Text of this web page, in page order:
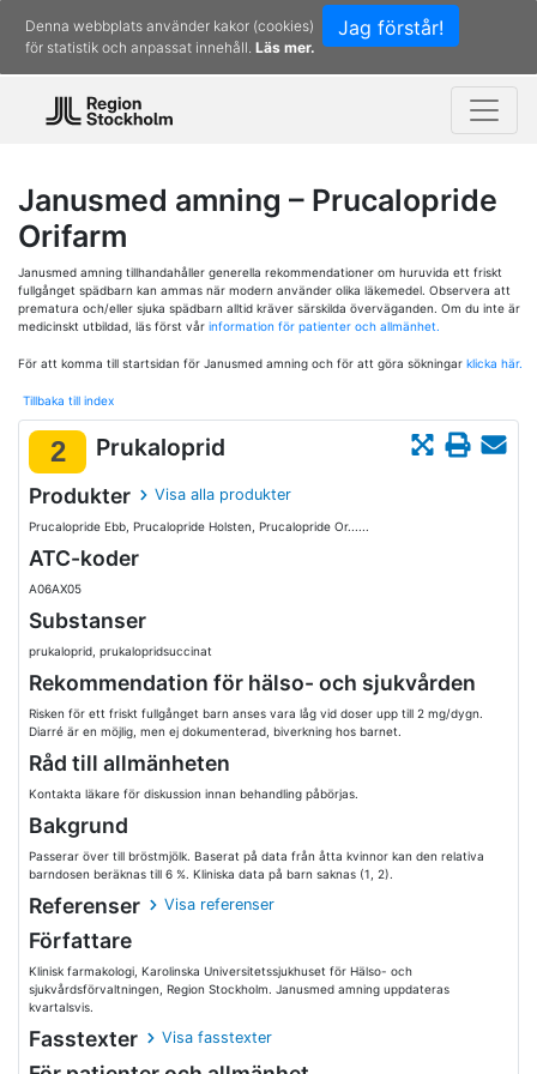
Jag förstår!
Denna webbplats använder kakor (cookies)
för statistik och anpassat innehåll. Läs mer.
Janusmed amning – Prucalopride
Orifarm
Janusmed amning tillhandahåller generella rekommendationer om huruvida ett friskt
fullgånget spädbarn kan ammas när modern använder olika läkemedel. Observera att
prematura och/eller sjuka spädbarn alltid kräver särskilda överväganden. Om du inte är
medicinskt utbildad, läs först vår information för patienter och allmänhet.
För att komma till startsidan för Janusmed amning och för att göra sökningar klicka här.
Tillbaka till index
2 Prukaloprid
Produkter Visa alla produkter
Prucalopride Ebb, Prucalopride Holsten, Prucalopride Or......
ATC-koder
A06AX05
Substanser
prukaloprid, prukalopridsuccinat
Rekommendation för hälso- och sjukvården
Risken för ett friskt fullgånget barn anses vara låg vid doser upp till 2 mg/dygn.
Diarré är en möjlig, men ej dokumenterad, biverkning hos barnet.
Råd till allmänheten
Kontakta läkare för diskussion innan behandling påbörjas.
Bakgrund
Passerar över till bröstmjölk. Baserat på data från åtta kvinnor kan den relativa
barndosen beräknas till 6 %. Kliniska data på barn saknas (1, 2).
Referenser Visa referenser
Författare
Klinisk farmakologi, Karolinska Universitetssjukhuset för Hälso- och
sjukvårdsförvaltningen, Region Stockholm. Janusmed amning uppdateras
kvartalsvis.
Fasstexter Visa fasstexter